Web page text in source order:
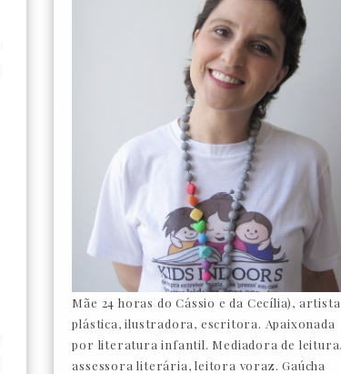
Mãe 24 horas do Cássio e da Cecília), artista
plástica, ilustradora, escritora. Apaixonada
por literatura infantil. Mediadora de leitura,
assessora literária, leitora voraz. Gaúcha